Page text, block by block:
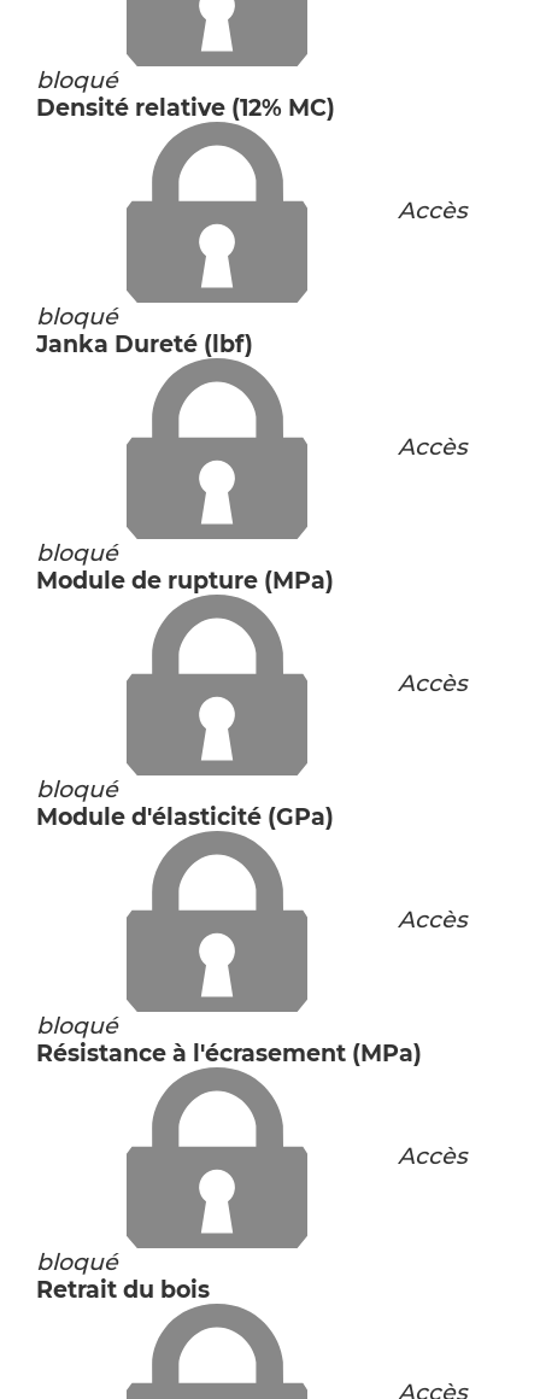
bloqué
Densité relative (12% MC)
Accès
bloqué
Janka Dureté (lbf)
Accès
bloqué
Module de rupture (MPa)
Accès
bloqué
Module d'élasticité (GPa)
Accès
bloqué
Résistance à l'écrasement (MPa)
Accès
bloqué
Retrait du bois
Accès